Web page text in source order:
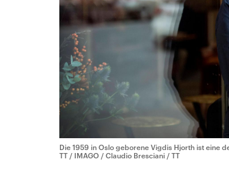
Die 1959 in Oslo geborene Vigdis Hjorth ist eine
TT / IMAGO / Claudio Bresciani / TT